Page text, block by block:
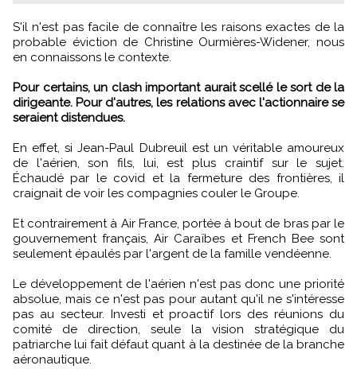
S'il n'est pas facile de connaître les raisons exactes de la
probable éviction de Christine Ourmières-Widener, nous
en connaissons le contexte.
Pour certains, un clash important aurait scellé le sort de la
dirigeante. Pour d'autres, les relations avec l'actionnaire se
seraient distendues.
En effet, si Jean-Paul Dubreuil est un véritable amoureux
de l'aérien, son fils, lui, est plus craintif sur le sujet.
Échaudé par le covid et la fermeture des frontières, il
craignait de voir les compagnies couler le Groupe.
Et contrairement à Air France, portée à bout de bras par le
gouvernement français, Air Caraïbes et French Bee sont
seulement épaulés par l'argent de la famille vendéenne.
Le développement de l'aérien n'est pas donc une priorité
absolue, mais ce n'est pas pour autant qu'il ne s'intéresse
pas au secteur. Investi et proactif lors des réunions du
comité de direction, seule la vision stratégique du
patriarche lui fait défaut quant à la destinée de la branche
aéronautique.